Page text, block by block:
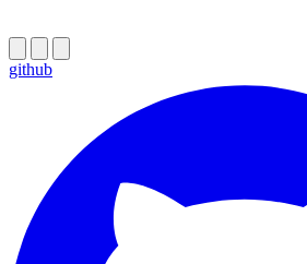
github